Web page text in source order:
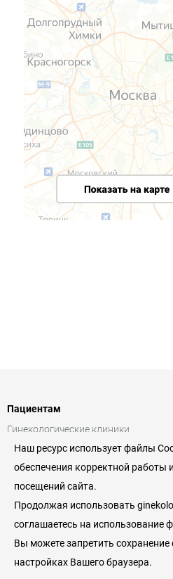
Пациентам
Гинекологические клиники
Врачи гинекологи
Услуги и цены
Справочник пациента
Гинекология
Беременность и роды
Симптомы заболеваний
Наш ресурс использует файлы
обеспечения корректной работы
посещений сайта.
Продолжая использовать
соглашаетесь на использование
Вы можете запретить сохранение
настройках Вашего браузера.